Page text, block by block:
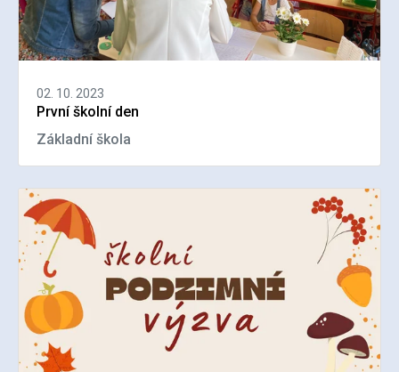
02. 10. 2023
První školní den
Základní škola